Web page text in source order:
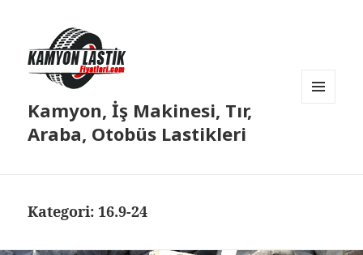
Kamyon, İş Makinesi, Tır,
Araba, Otobüs Lastikleri
Kategori:16.9-24